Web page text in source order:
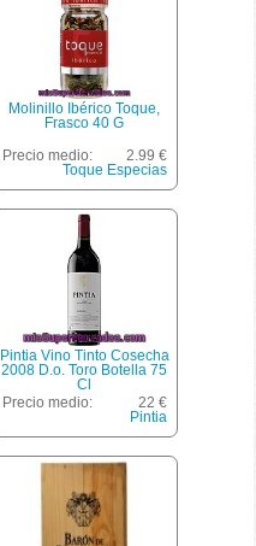
Molinillo Ibérico Toque,
Frasco 40 G
Precio medio:
2.99 €
Toque Especias
Pintia Vino Tinto Cosecha
2008 D.o. Toro Botella 75
Cl
Precio medio:
22 €
Pintia